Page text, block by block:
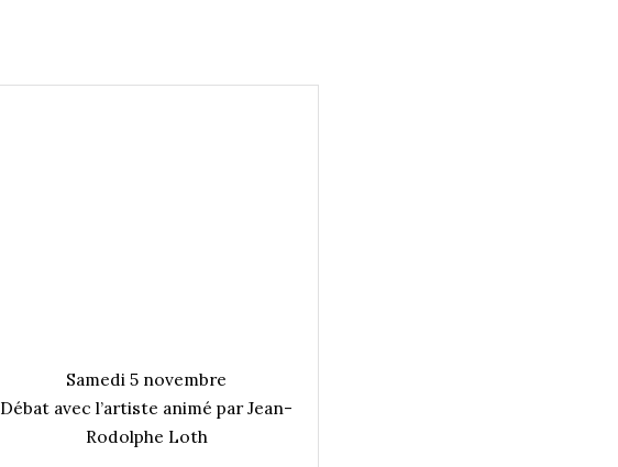
Samedi 5 novembre
Débat avec l’artiste animé par Jean-
Rodolphe Loth